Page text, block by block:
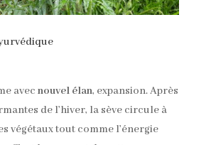
avec nouvel élan, expansion. Après
de l’hiver, la sève circule à
végétaux tout comme l’énergie